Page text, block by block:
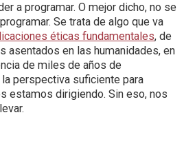
a programar. O mejor dicho, no se
Se trata de algo que va
éticas fundamentales, de
asentados en las humanidades, en
de miles de años de
perspectiva suficiente para
estamos dirigiendo. Sin eso, nos